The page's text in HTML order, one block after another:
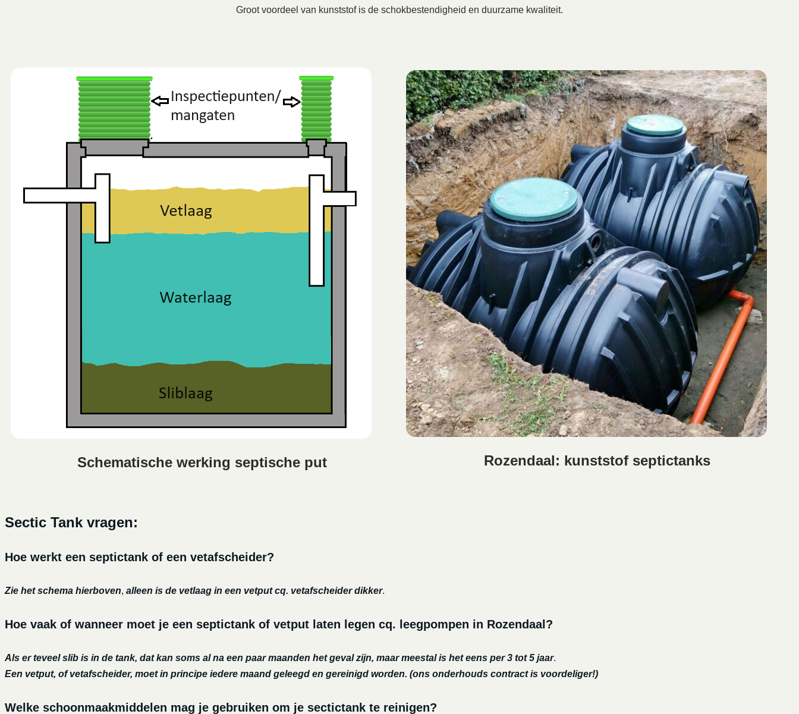
Groot voordeel van kunststof is de schokbestendigheid en duurzame kwaliteit.
Schematische werking septische put Rozendaal: kunststof septictanks
Sectic Tank vragen:
Hoe werkt een septictank of een vetafscheider?
Zie het schema hierboven, alleen is de vetlaag in een vetput cq. vetafscheider dikker.
Hoe vaak of wanneer moet je een septictank of vetput laten legen cq. leegpompen in Rozendaal?
Als er teveel slib is in de tank, dat kan soms al na een paar maanden het geval zijn, maar meestal is het eens per 3 tot 5 jaar.
Een vetput, of vetafscheider, moet in principe iedere maand geleegd en gereinigd worden. (ons onderhouds contract is voordeliger!)
Welke schoonmaakmiddelen mag je gebruiken om je sectictank te reinigen?